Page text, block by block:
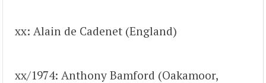
xx: Alain de Cadenet (England)
xx/1974: Anthony Bamford (Oakamoor,